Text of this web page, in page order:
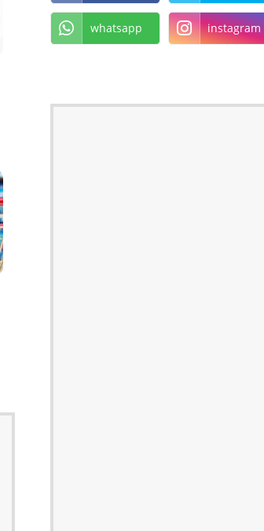
whatsapp instagram